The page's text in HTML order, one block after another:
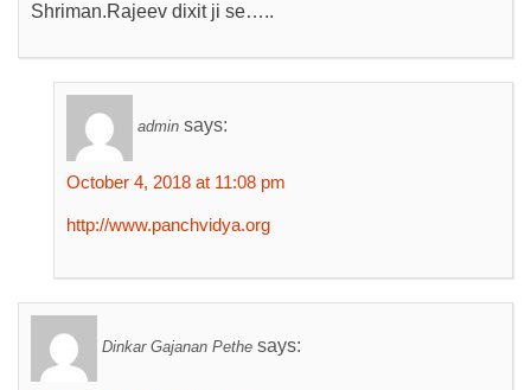
Shriman.Rajeev dixit ji se…..
admin says:
October 4, 2018 at 11:08 pm
http://www.panchvidya.org
Dinkar Gajanan Pethe says: